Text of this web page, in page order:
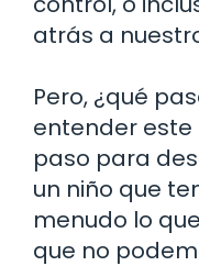
atrás a
Pero, ¿qué
entender este
paso para
un niño que
menudo lo
que no